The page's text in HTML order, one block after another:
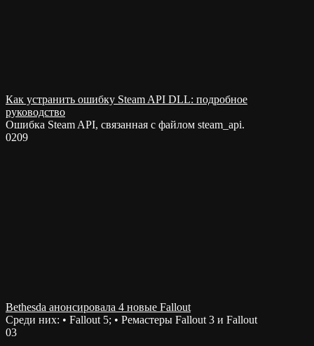
Как устранить ошибку Steam API DLL: подробное
руководство
Ошибка Steam API, связанная с файлом steam_api.
0209
Bethesda анонсировала 4 новые Fallout
Среди них: • Fallout 5; • Ремастеры Fallout 3 и Fallout
03